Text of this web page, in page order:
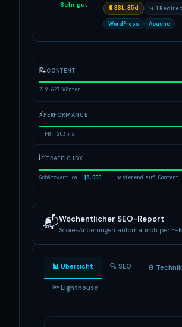
Sehr gut 🔒 SSL: 35d ↪ 1
WordPress Apache
📝CONTENT
219.627 Wörter
⚡PERFORMANCE
TTFB: 203 ms
📈TRAFFIC IDX
Schätzwert ca. $8.050 · basierend auf Content,
📬Wöchentlicher SEO-Report
Score-Änderungen automatisch per E-
📊 Übersicht 🔍 SEO ⚙️ Technik
🔦 Lighthouse